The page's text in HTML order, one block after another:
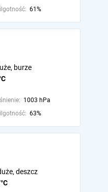
61%
burze
1003 hPa
63%
deszcz